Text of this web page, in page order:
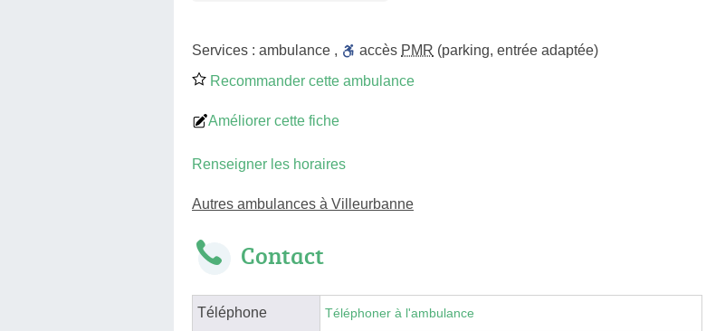
Services : ambulance , accès PMR (parking, entrée adaptée)
Recommander cette ambulance
Améliorer cette fiche
Renseigner les horaires
Autres ambulances à Villeurbanne
Contact
Téléphone Téléphoner à l'ambulance